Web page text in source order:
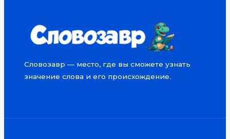
Словозавр — место, где вы сможете узнать
значение слова и его происхождение.